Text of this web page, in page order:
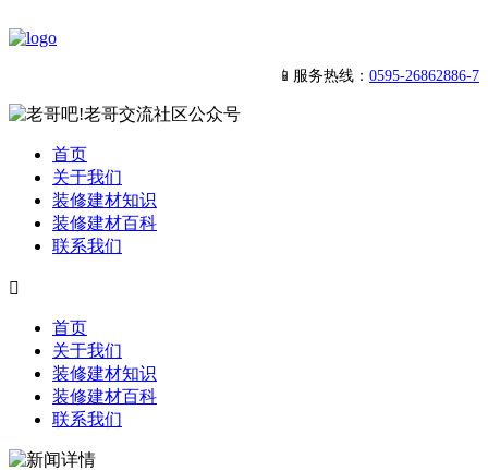
📱服务热线： 0595-26862886-7
首页
关于我们
装修建材知识
装修建材百科
联系我们

首页
关于我们
装修建材知识
装修建材百科
联系我们